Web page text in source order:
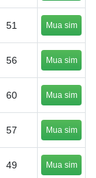
51 Mua sim
56 Mua sim
60 Mua sim
57 Mua sim
49 Mua sim